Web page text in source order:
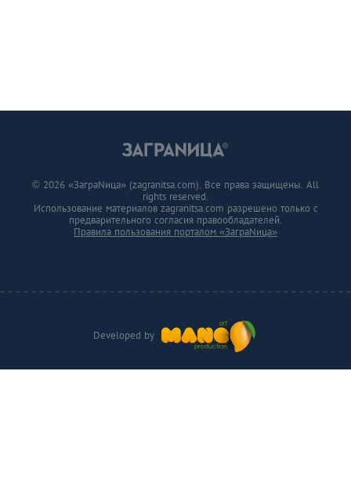
Developed by
© 2026 «ЗаграNица» (zagranitsa.com). Все права защищены. All
rights reserved.
Использование материалов zagranitsa.com разрешено только с
предварительного согласия правообладателей.
Правила пользования порталом «ЗаграNица»